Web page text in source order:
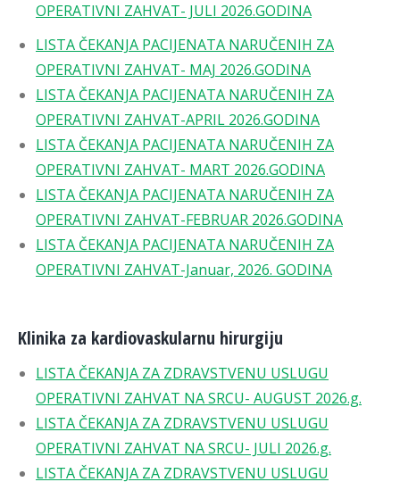
OPERATIVNI ZAHVAT- JULI 2026.GODINA
LISTA ČEKANJA PACIJENATA NARUČENIH ZA
OPERATIVNI ZAHVAT- MAJ 2026.GODINA
LISTA ČEKANJA PACIJENATA NARUČENIH ZA
OPERATIVNI ZAHVAT-APRIL 2026.GODINA
LISTA ČEKANJA PACIJENATA NARUČENIH ZA
OPERATIVNI ZAHVAT- MART 2026.GODINA
LISTA ČEKANJA PACIJENATA NARUČENIH ZA
OPERATIVNI ZAHVAT-FEBRUAR 2026.GODINA
LISTA ČEKANJA PACIJENATA NARUČENIH ZA
OPERATIVNI ZAHVAT-Januar, 2026. GODINA
Klinika za kardiovaskularnu hirurgiju
LISTA ČEKANJA ZA ZDRAVSTVENU USLUGU
OPERATIVNI ZAHVAT NA SRCU- AUGUST 2026.g.
LISTA ČEKANJA ZA ZDRAVSTVENU USLUGU
OPERATIVNI ZAHVAT NA SRCU- JULI 2026.g.
LISTA ČEKANJA ZA ZDRAVSTVENU USLUGU